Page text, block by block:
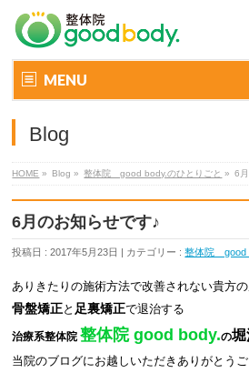
MENU
Blog
HOME » Blog » 整体院 good body.のひとりごと » 6
6月のお知らせです♪
投稿日 : 2017年5月23日 | カテゴリー :整体院 good
ありきたりの施術方法で改善されない貴方
骨盤矯正と 足裏矯正で退治する
治療系整体院整体院 good body.の
当院のブログにお越しいただきありがとう